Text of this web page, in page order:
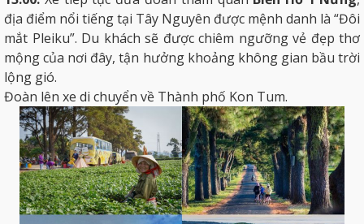
địa điểm nổi tiếng tại Tây Nguyên được mệnh danh là “Đôi
mắt Pleiku”. Du khách sẽ được chiêm ngưỡng vẻ đẹp thơ
mộng của nơi đây, tận hưởng khoảng không gian bầu trời
lộng gió.
Đoàn lên xe di chuyển về Thành phố Kon Tum.